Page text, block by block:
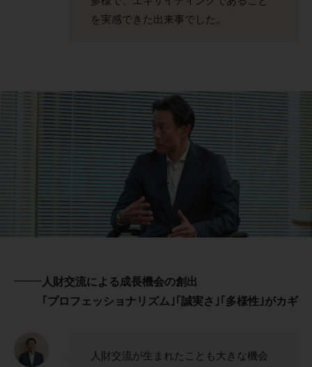
を実感できた出来事でした。
人財交流による成長機会の創出
｢プロフェッショナリズム｣｢誠実さ｣｢多様性｣がカギ
人財交流が生まれたことも大きな機会